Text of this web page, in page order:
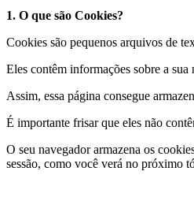
1. O que são Cookies?
Cookies são pequenos arquivos de
Eles contêm informações sobre a sua
Assim, essa página consegue
É importante frisar que eles não
O seu navegador armazena os
sessão, como você verá no próximo